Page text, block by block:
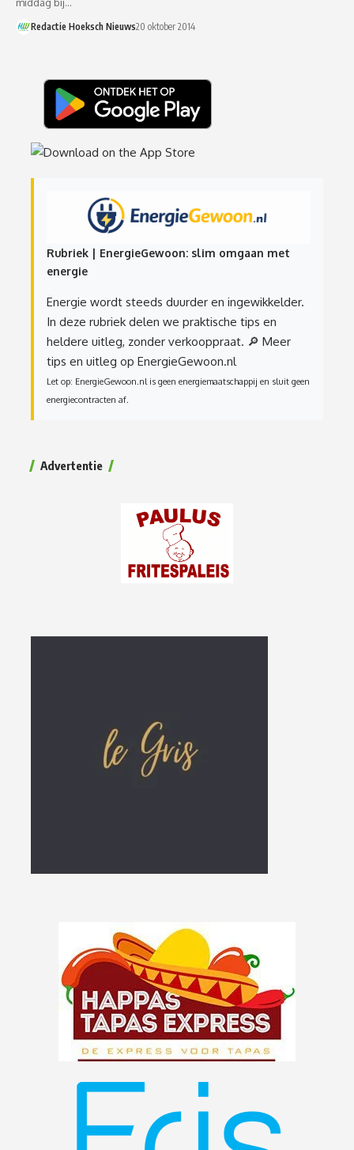
Redactie Hoeksch Nieuws20 oktober 2014
Rubriek | EnergieGewoon: slim omgaan met
energie
Energie wordt steeds duurder en ingewikkelder.
In deze rubriek delen we praktische tips en
heldere uitleg, zonder verkooppraat. 🔎 Meer
tips en uitleg op EnergieGewoon.nl
Let op: EnergieGewoon.nl is geen energiemaatschappij en sluit geen
energiecontracten af.
Advertentie